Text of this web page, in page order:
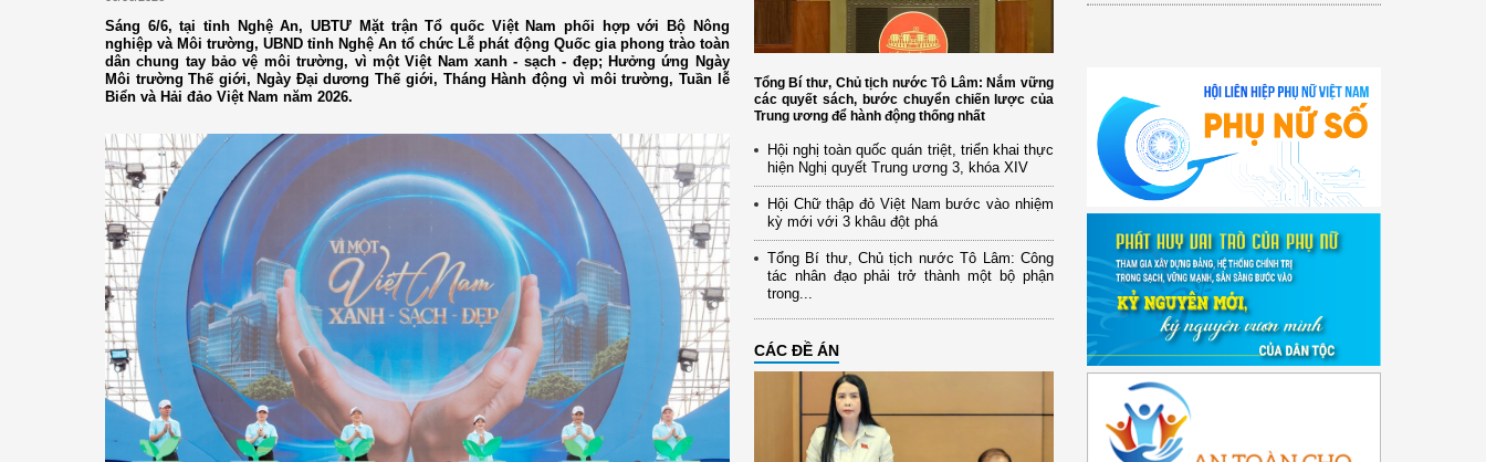
Sáng 6/6, tại tỉnh Nghệ An, UBTƯ Mặt trận Tổ quốc Việt Nam phối hợp với Bộ Nông
nghiệp và Môi trường, UBND tỉnh Nghệ An tổ chức Lễ phát động Quốc gia phong trào toàn
dân chung tay bảo vệ môi trường, vì một Việt Nam xanh - sạch - đẹp; Hưởng ứng Ngày
Môi trường Thế giới, Ngày Đại dương Thế giới, Tháng Hành động vì môi trường, Tuần lễ
Biển và Hải đảo Việt Nam năm 2026.
Tổng Bí thư, Chủ tịch nước Tô Lâm: Nắm vững
các quyết sách, bước chuyển chiến lược của
Trung ương để hành động thống nhất
Hội nghị toàn quốc quán triệt, triển khai thực
hiện Nghị quyết Trung ương 3, khóa XIV
Hội Chữ thập đỏ Việt Nam bước vào nhiệm
kỳ mới với 3 khâu đột phá
Tổng Bí thư, Chủ tịch nước Tô Lâm: Công
tác nhân đạo phải trở thành một bộ phận
trong...
CÁC ĐỀ ÁN